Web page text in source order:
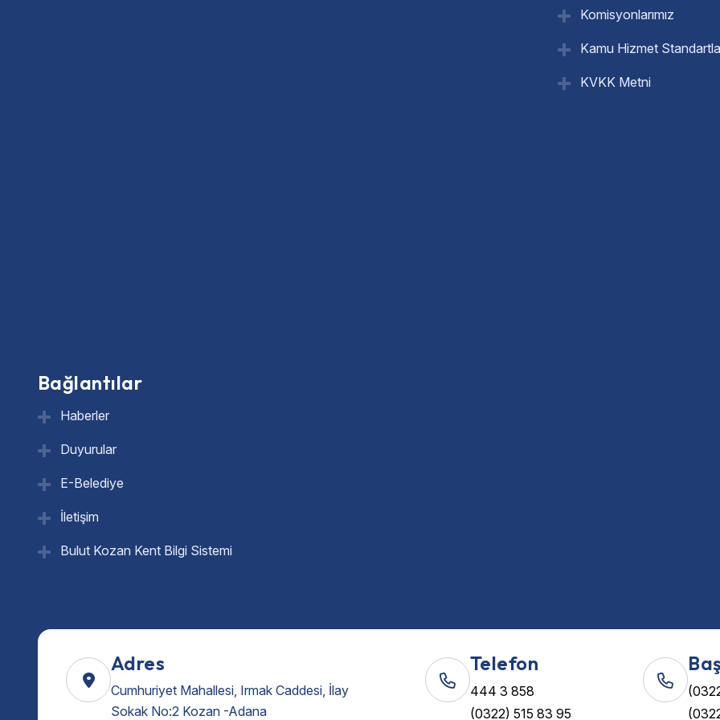
Komisyonlarımız
Kamu Hizmet
KVKK Metni
Bağlantılar
Haberler
Duyurular
E-Belediye
İletişim
Bulut Kozan Kent Bilgi Sistemi
Adres
Cumhuriyet Mahallesi, Irmak Caddesi, İlay
Sokak No:2 Kozan -Adana
Telefon
444 3 858
(0322) 515 83 95